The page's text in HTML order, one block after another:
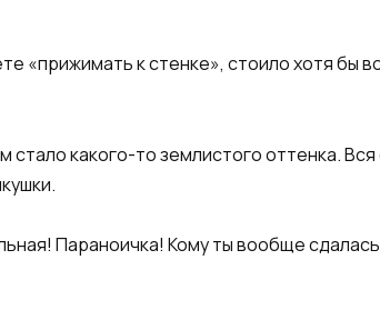
«прижимать к стенке», стоило хотя бы
какого-то землистого оттенка. Вся
Параноичка! Кому ты вообще